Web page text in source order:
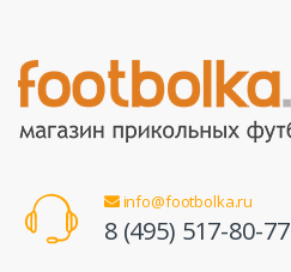
info@footbolka.ru
8 (495) 517-80-77